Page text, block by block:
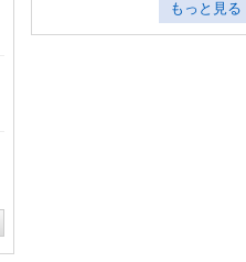
もっと見る